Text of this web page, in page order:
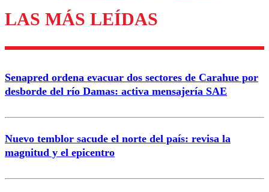
Enviar comentario
LAS MÁS LEÍDAS
Senapred ordena evacuar dos sectores de Carahue por
desborde del río Damas: activa mensajería SAE
Nuevo temblor sacude el norte del país: revisa la
magnitud y el epicentro